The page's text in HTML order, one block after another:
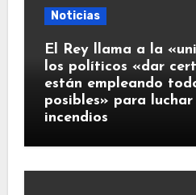
Noticias
El Rey llama a la
los políticos «dar
están empleando
posibles» para
incendios